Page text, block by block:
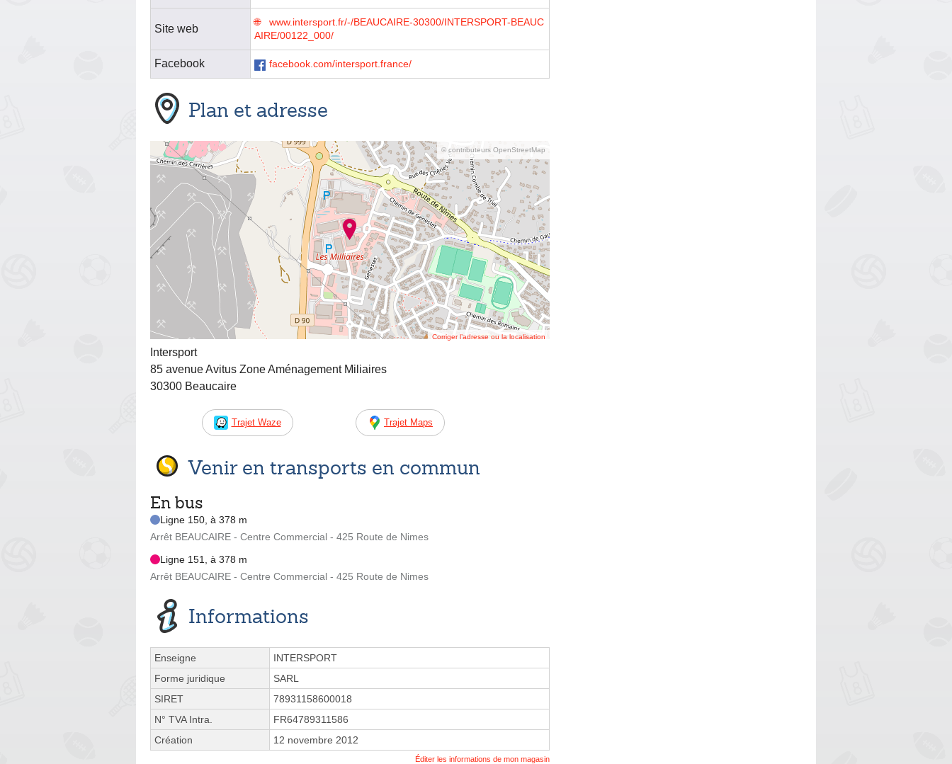
Site web
www.intersport.fr/-/BEAUCAIRE-30300/INTERSPORT-BEAUC
AIRE/00122_000/
Facebook facebook.com/intersport.france/
Plan et adresse
© contributeurs OpenStreetMap
Corriger l’adresse ou la localisation
Intersport
85 avenue Avitus Zone Aménagement Miliaires
30300 Beaucaire
Trajet Waze Trajet Maps
Venir en transports en commun
En bus
Ligne 150, à 378 m
Arrêt BEAUCAIRE - Centre Commercial - 425 Route de Nimes
Ligne 151, à 378 m
Arrêt BEAUCAIRE - Centre Commercial - 425 Route de Nimes
Informations
Enseigne
INTERSPORT
Forme juridique
SARL
SIRET
78931158600018
N° TVA Intra.
FR64789311586
Création
12 novembre 2012
Éditer les informations de mon magasin